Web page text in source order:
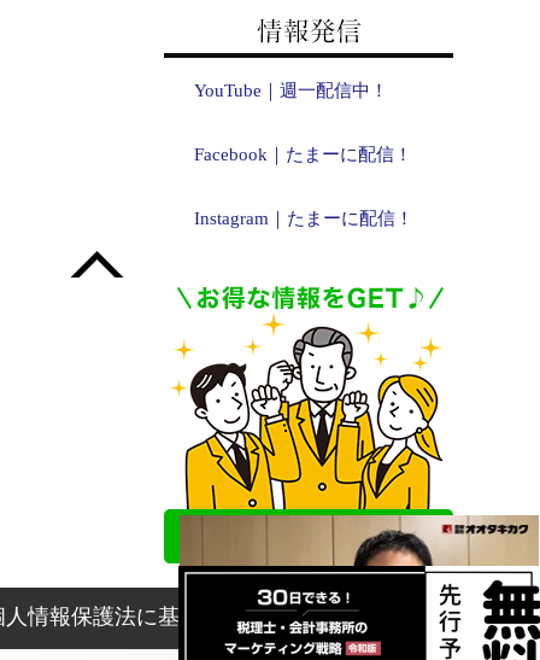
YouTube｜週一配信中！
Facebook｜たまーに配信！
Instagram｜たまーに配信！
人情報保護法に基づく表記